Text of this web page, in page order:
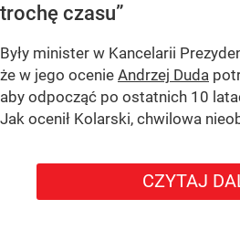
trochę czasu”
Były minister w Kancelarii
że w jego ocenie Andrzej Duda
aby odpocząć po ostatnich 10
Jak ocenił Kolarski, chwilowa
CZYTAJ